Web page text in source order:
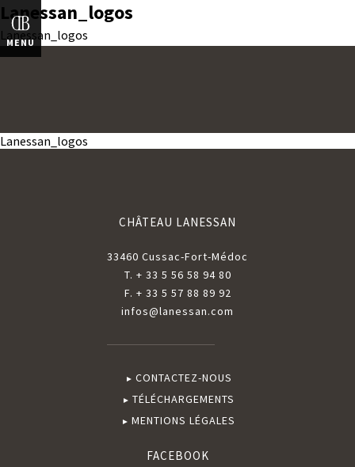
MENU
Lanessan_logos
Lanessan_logos
Navigation
Lanessan_logos
CHÂTEAU LANESSAN
33460 Cussac-Fort-Médoc
T. + 33 5 56 58 94 80
F. + 33 5 57 88 89 92
infos@lanessan.com
CONTACTEZ-NOUS
TÉLÉCHARGEMENTS
MENTIONS LÉGALES
FACEBOOK